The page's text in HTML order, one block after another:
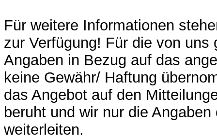
Für weitere Informationen
zur Verfügung! Für die von uns
Angaben in Bezug auf das
keine Gewähr/ Haftung
das Angebot auf den
beruht und wir nur die
weiterleiten.